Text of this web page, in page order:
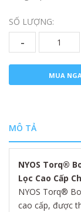
SỐ LƯỢNG:
-
MUA
MÔ TẢ
NYOS Torq®
Lọc Cao Cấp
NYOS Torq®
cao cấp, được